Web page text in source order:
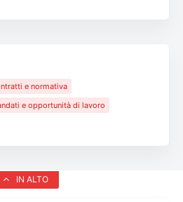
e normativa
e opportunità di lavoro
IN ALTO